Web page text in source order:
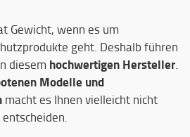
Gewicht, wenn es um
geht. Deshalb führen
diesem hochwertigen Hersteller
Modelle und
macht es Ihnen vielleicht nicht